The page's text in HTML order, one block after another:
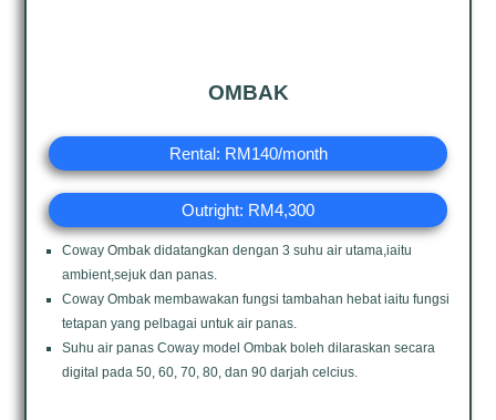
OMBAK
Rental: RM140/month
Outright: RM4,300
Coway Ombak didatangkan dengan 3 suhu air utama,iaitu
ambient,sejuk dan panas.
Coway Ombak membawakan fungsi tambahan hebat iaitu fungsi
tetapan yang pelbagai untuk air panas.
Suhu air panas Coway model Ombak boleh dilaraskan secara
digital pada 50, 60, 70, 80, dan 90 darjah celcius.